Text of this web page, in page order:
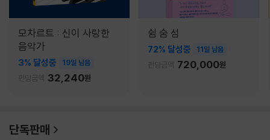
모차르트 : 신이 사랑한
음악가
3% 달성중 19일 남음
펀딩금액 32,240원
쉼 숨 섬
72% 달성중 11일 남음
펀딩금액 720,000원
단독판매